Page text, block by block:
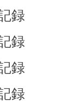
録
録
録
録